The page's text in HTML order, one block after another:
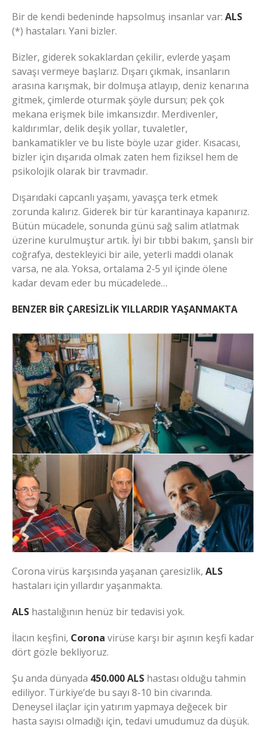
Bir de kendi bedeninde hapsolmuş insanlar var: ALS
(*) hastaları. Yani bizler.
Bizler, giderek sokaklardan çekilir, evlerde yaşam
savaşı vermeye başlarız. Dışarı çıkmak, insanların
arasına karışmak, bir dolmuşa atlayıp, deniz kenarına
gitmek, çimlerde oturmak şöyle dursun; pek çok
mekana erişmek bile imkansızdır. Merdivenler,
kaldırımlar, delik deşik yollar, tuvaletler,
bankamatikler ve bu liste böyle uzar gider. Kısacası,
bizler için dışarıda olmak zaten hem fiziksel hem de
psikolojik olarak bir travmadır.
Dışarıdaki capcanlı yaşamı, yavaşça terk etmek
zorunda kalırız. Giderek bir tür karantinaya kapanırız.
Bütün mücadele, sonunda günü sağ salim atlatmak
üzerine kurulmuştur artık. İyi bir tıbbi bakım, şanslı bir
coğrafya, destekleyici bir aile, yeterli maddi olanak
varsa, ne ala. Yoksa, ortalama 2-5 yıl içinde ölene
kadar devam eder bu mücadelede…
BENZER BİR ÇARESİZLİK YILLARDIR YAŞANMAKTA
Corona virüs karşısında yaşanan çaresizlik, ALS
hastaları için yıllardır yaşanmakta.
ALS hastalığının henüz bir tedavisi yok.
İlacın keşfini, Corona virüse karşı bir aşının keşfi kadar
dört gözle bekliyoruz.
Şu anda dünyada 450.000ALS hastası olduğu tahmin
ediliyor. Türkiye’de bu sayı 8-10 bin civarında.
Deneysel ilaçlar için yatırım yapmaya değecek bir
hasta sayısı olmadığı için, tedavi umudumuz da düşük.